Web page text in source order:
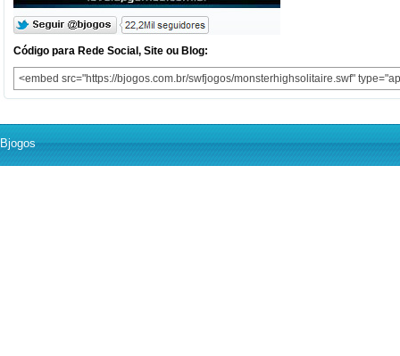
Código para Rede Social, Site ou Blog:
Bjogos